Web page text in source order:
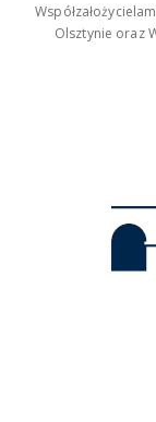
Olsztynie oraz